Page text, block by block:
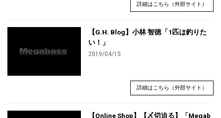
詳細はこちら（外部サイト）
【G.H. Blog】小林 智徳「1匹は釣りた
い！」
2019/04/15
詳細はこちら（外部サイト）
【Online Shop】【〆切迫る】「Megab